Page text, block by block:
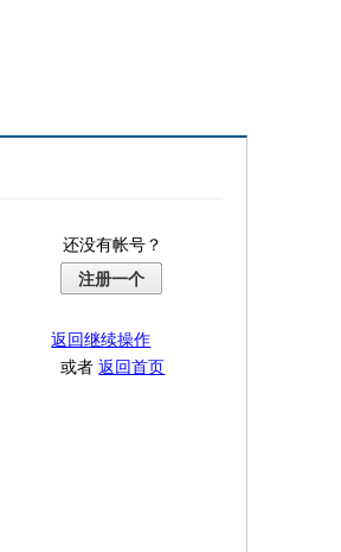
还没有帐号？
注册一个
返回继续操作
或者返回首页